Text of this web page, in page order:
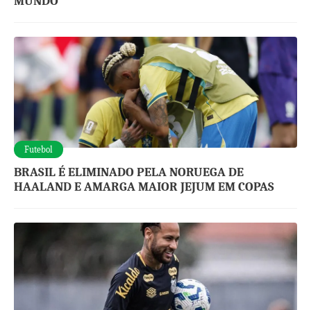
Futebol
BRASIL É ELIMINADO PELA NORUEGA DE
HAALAND E AMARGA MAIOR JEJUM EM COPAS